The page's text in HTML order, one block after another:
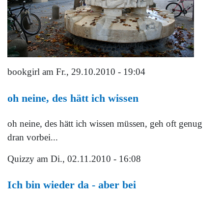
bookgirl am Fr., 29.10.2010 - 19:04
oh neine, des hätt ich wissen
oh neine, des hätt ich wissen müssen, geh oft genug
dran vorbei...
Quizzy am Di., 02.11.2010 - 16:08
Ich bin wieder da - aber bei